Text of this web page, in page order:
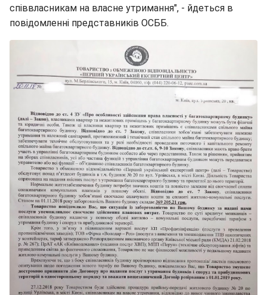
співвласникам на власне утримання", - йдеться в
повідомленні представників ОСББ.